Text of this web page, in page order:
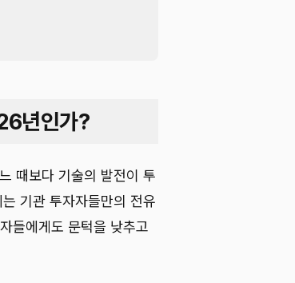
년인가?
때보다 기술의 발전이 투
기관 투자자들만의 전유
들에게도 문턱을 낮추고